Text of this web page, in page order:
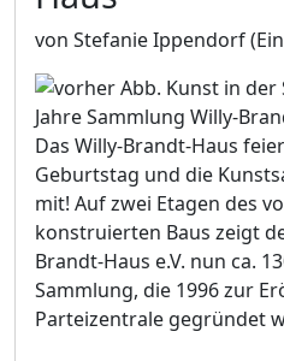
von Stefanie Ippendorf
Das Willy-Brandt-Haus
Geburtstag und die
mit! Auf zwei Etagen des
konstruierten Baus zeigt
Brandt-Haus e.V. nun ca.
Sammlung, die 1996 zur
Parteizentrale gegründet